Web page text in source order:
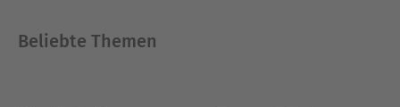
Beliebte Themen